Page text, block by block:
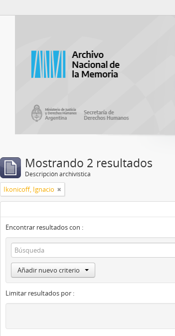
Mostrando 2 resultados
Descripción archivística
Ikonicoff, Ignacio
Encontrar resultados con :
Añadir nuevo criterio
Limitar resultados por :